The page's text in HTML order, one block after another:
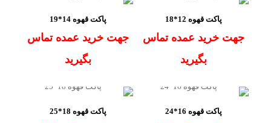
پاکت قهوه 12*18
جهت خرید عمده تماس
بگیرید
پاکت قهوه 14*19
جهت خرید عمده تماس
بگیرید
پاکت قهوه 16*24 پاکت قهوه 18*25